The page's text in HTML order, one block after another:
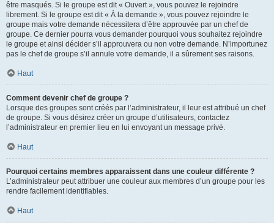
être masqués. Si le groupe est dit « Ouvert », vous pouvez le rejoindre
librement. Si le groupe est dit « À la demande », vous pouvez rejoindre le
groupe mais votre demande nécessitera d’être approuvée par un chef de
groupe. Ce dernier pourra vous demander pourquoi vous souhaitez rejoindre
le groupe et ainsi décider s’il approuvera ou non votre demande. N’importunez
pas le chef de groupe s’il annule votre demande, il a sûrement ses raisons.
Haut
Comment devenir chef de groupe ?
Lorsque des groupes sont créés par l’administrateur, il leur est attribué un chef
de groupe. Si vous désirez créer un groupe d’utilisateurs, contactez
l’administrateur en premier lieu en lui envoyant un message privé.
Haut
Pourquoi certains membres apparaissent dans une couleur différente ?
L’administrateur peut attribuer une couleur aux membres d’un groupe pour les
rendre facilement identifiables.
Haut